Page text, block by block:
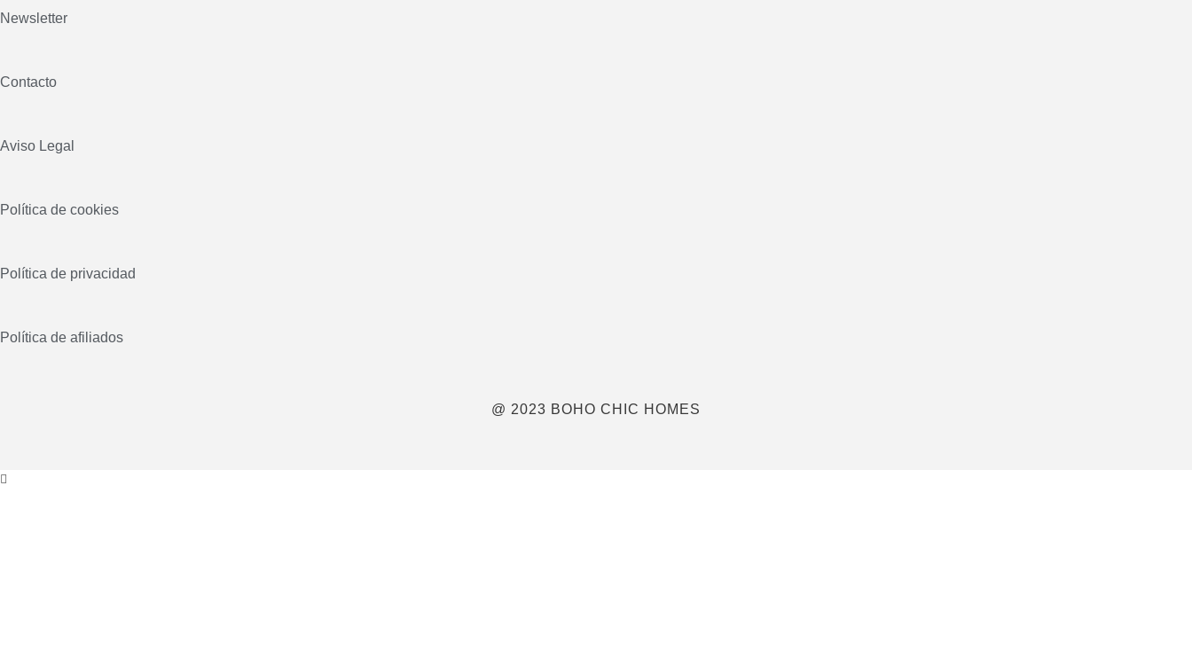
Newsletter
Contacto
Aviso Legal
Política de cookies
Política de privacidad
Política de afiliados
@ 2023 BOHO CHIC HOMES